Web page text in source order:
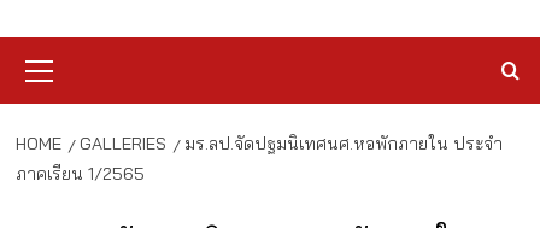
Menu
HOME GALLERIES
มร.ลป.จัดปฐมนิเทศนศ.หอพักภายใน ประจำ
ภาคเรียน 1/2565